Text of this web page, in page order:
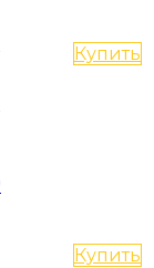
Купить
Купить